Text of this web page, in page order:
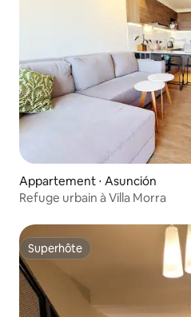
Appartement ⋅ Asunción
Refuge urbain à Villa Morra
Superhôte
Superhôte